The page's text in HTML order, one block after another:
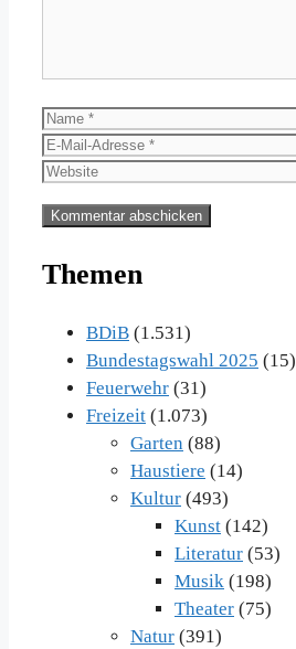
Name
Themen
BDiB (1.531)
Bundestagswahl 2025 (15)
Feuerwehr (31)
Freizeit (1.073)
Garten (88)
Haustiere (14)
Kultur (493)
Kunst (142)
Literatur (53)
Musik (198)
Theater (75)
Natur (391)